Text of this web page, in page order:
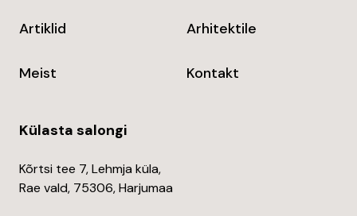
Artiklid Arhitektile
Meist Kontakt
Külasta salongi
Kõrtsi tee 7, Lehmja küla,
Rae vald, 75306, Harjumaa